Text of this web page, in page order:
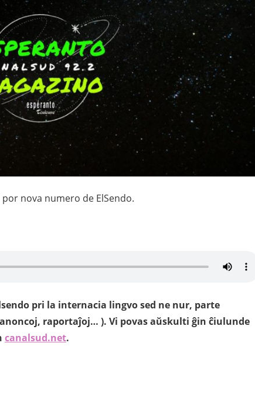
nova numero de ElSendo.
pri la internacia lingvo sed ne nur, parte
raportaĵoj… ). Vi povas aŭskulti ĝin ĉiulunde
canalsud.net.